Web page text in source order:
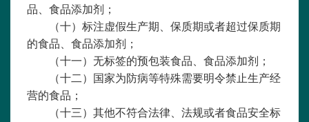
品、食品添加剂；
（十）标注虚假生产期、保质期或者超过保质期
的食品、食品添加剂；
（十一）无标签的预包装食品、食品添加剂；
（十二）国家为防病等特殊需要明令禁止生产经
营的食品；
（十三）其他不符合法律、法规或者食品安全标